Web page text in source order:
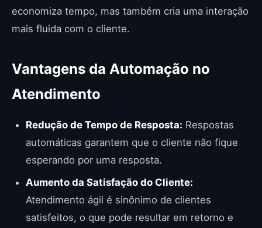
economiza tempo, mas também cria uma interação
mais fluida com o cliente.
Vantagens da Automação no
Atendimento
Redução de Tempo de Resposta: Respostas
automáticas garantem que o cliente não fique
esperando por uma resposta.
Aumento da Satisfação do Cliente:
Atendimento ágil é sinônimo de clientes
satisfeitos, o que pode resultar em retorno e